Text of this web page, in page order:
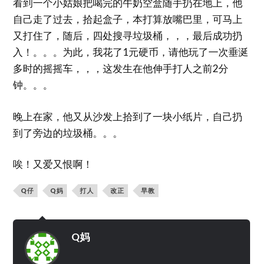
看到一个小姑娘把喝完的牛奶空盒随手扔在地上，他
自己走了过去，拾起盒子，本打算放嘴巴里，可马上
又打住了，随后，四处搜寻垃圾桶，，，最后成功扔
入！。。。为此，我花了1元硬币，请他玩了一次垂涎
多时的摇摇车，，，这发生在他伸手打人之前2分
钟。。。
晚上在家，他又从沙发上拾到了一块小纸片，自己扔
到了旁边的垃圾桶。。。
唉！又爱又恨啊！
Q仔 Q妈 打人 改正 早教
Q妈